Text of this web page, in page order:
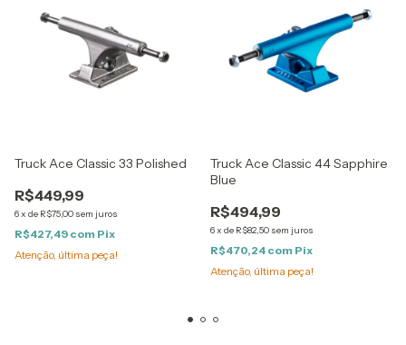
Truck Ace Classic 33 Polished
R$449,99
6x de R$75,00 sem juros
R$427,49 com Pix
Atenção, última peça!
Truck Ace Classic 44 Sapphire
Blue
R$494,99
6x de R$82,50 sem juros
R$470,24 com Pix
Atenção, última peça!